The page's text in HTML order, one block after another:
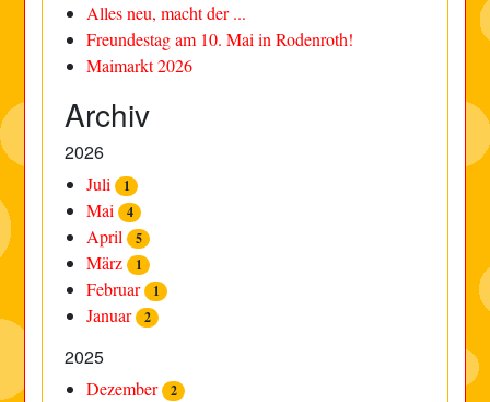
Alles neu, macht der ...
Freundestag am 10. Mai in Rodenroth!
Maimarkt 2026
Archiv
2026
Juli 1
Mai 4
April 5
März 1
Februar 1
Januar 2
2025
Dezember 2